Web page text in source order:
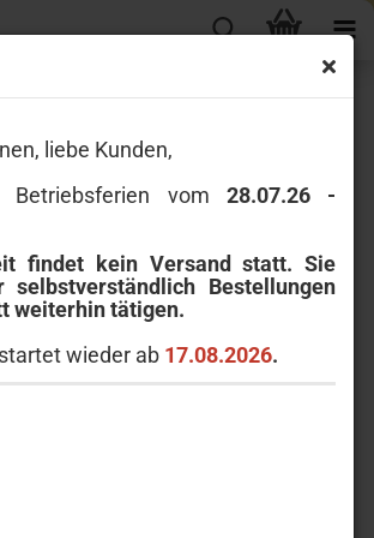
liebe Kunden,
Betriebsferien vom 28.07.26 -
findet kein Versand statt. Sie
selbstverständlich Bestellungen
weiterhin tätigen.
wieder ab 17.08.2026.
von Yankee Candle bieten einen
einen langanhaltenden Duft ins Auto zu